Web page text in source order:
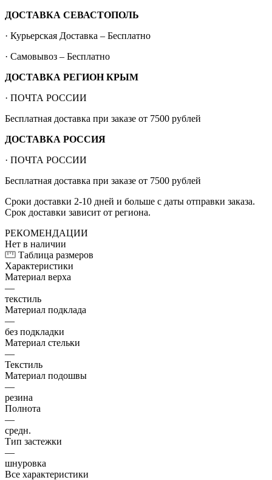
ДОСТАВКА СЕВАСТОПОЛЬ
· Курьерская Доставка – Бесплатно
· Самовывоз – Бесплатно
ДОСТАВКА РЕГИОН КРЫМ
· ПОЧТА РОССИИ
Бесплатная доставка при заказе от 7500 рублей
ДОСТАВКА РОССИЯ
· ПОЧТА РОССИИ
Бесплатная доставка при заказе от 7500 рублей
Сроки доставки 2-10 дней и больше с даты отправки заказа.
Срок доставки зависит от региона.
РЕКОМЕНДАЦИИ
Нет в наличии
Таблица размеров
Характеристики
Материал верха
—
текстиль
Материал подклада
—
без подкладки
Материал стельки
—
Текстиль
Материал подошвы
—
резина
Полнота
—
средн.
Тип застежки
—
шнуровка
Все характеристики